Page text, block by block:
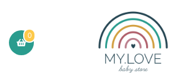
0